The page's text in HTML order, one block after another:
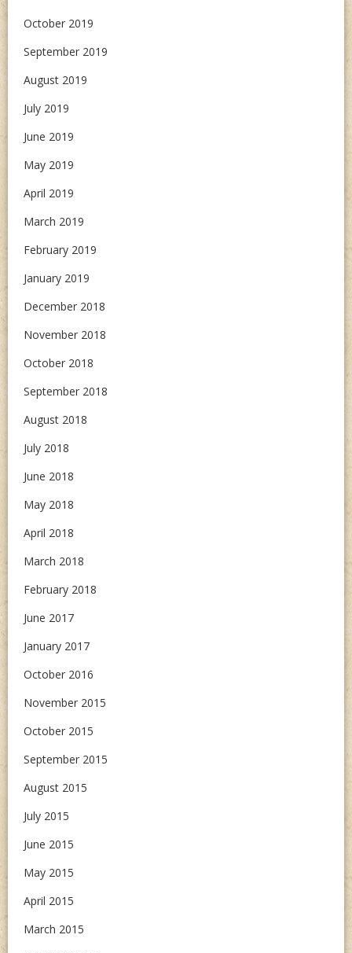
October 2019
September 2019
August 2019
July 2019
June 2019
May 2019
April 2019
March 2019
February 2019
January 2019
December 2018
November 2018
October 2018
September 2018
August 2018
July 2018
June 2018
May 2018
April 2018
March 2018
February 2018
June 2017
January 2017
October 2016
November 2015
October 2015
September 2015
August 2015
July 2015
June 2015
May 2015
April 2015
March 2015